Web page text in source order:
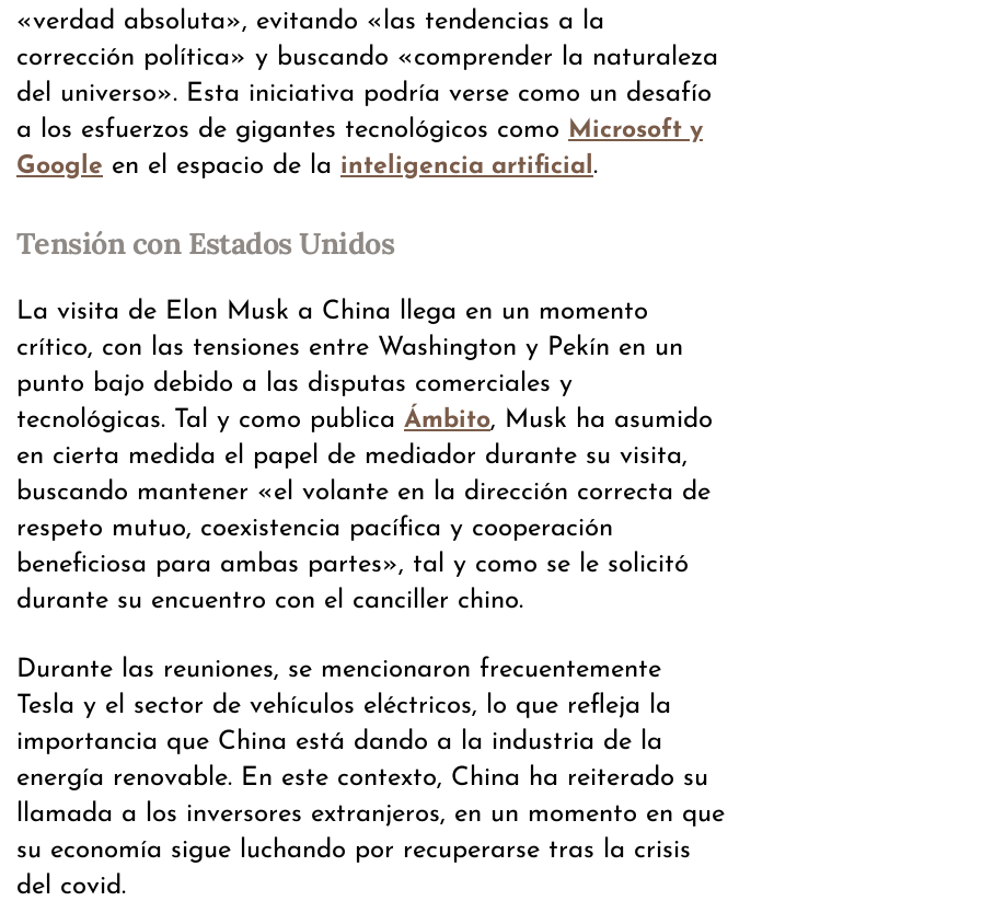
«verdad absoluta», evitando «las tendencias a la
corrección política» y buscando «comprender la naturaleza
del universo». Esta iniciativa podría verse como un desafío
a los esfuerzos de gigantes tecnológicos como
Microsoft y
Google en el espacio de la inteligencia artificial .
Tensión con Estados Unidos
La visita de Elon Musk a China llega en un momento
crítico, con las tensiones entre Washington y Pekín en un
punto bajo debido a las disputas comerciales y
tecnológicas. Tal y como publica Ámbito, Musk ha asumido
en cierta medida el papel de mediador durante su visita,
buscando mantener «el volante en la dirección correcta de
respeto mutuo, coexistencia pacífica y cooperación
beneficiosa para ambas partes», tal y como se le solicitó
durante su encuentro con el canciller chino.
Durante las reuniones, se mencionaron frecuentemente
Tesla y el sector de vehículos eléctricos, lo que refleja la
importancia que China está dando a la industria de la
energía renovable. En este contexto, China ha reiterado su
llamada a los inversores extranjeros, en un momento en que
su economía sigue luchando por recuperarse tras la crisis
del covid.